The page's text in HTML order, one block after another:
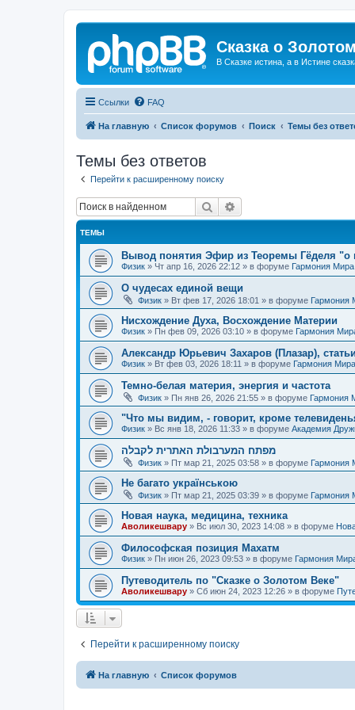
Сказка о
В Сказке истина, а в Истине
Ссылки FAQ
На главную Список форумов Поиск Темы без
Темы без ответов
Перейти к расширенному поиску
Поиск
ТЕМЫ
Вывод понятия Эфир из Теоремы Гёделя "о
Физик » Чт апр 16, 2026 22:12 » в форуме Гармония Мира
О чудесах единой вещи
Физик » Вт фев 17, 2026 18:01 » в форуме Гармония
Нисхождение Духа, Восхождение Материи
Физик » Пн фев 09, 2026 03:10 » в форуме Гармония
Александр Юрьевич Захаров (Плазар), статьи
Физик » Вт фев 03, 2026 18:11 » в форуме Гармония Мира
Темно-белая материя, энергия и частота
Физик » Пн янв 26, 2026 21:55 » в форуме Гармония
"Что мы видим, - говорит, кроме
Физик » Вс янв 18, 2026 11:33 » в форуме Академия
מפתח המערבולת האתרית לקבלה
Физик » Пт мар 21, 2025 03:58 » в форуме Гармония
Не багато українською
Физик » Пт мар 21, 2025 03:39 » в форуме Гармония
Новая наука, медицина, техника
Аволикешвару » Вс июл 30, 2023 14:08 » в форуме
Философская позиция Махатм
Физик » Пн июн 26, 2023 09:53 » в форуме Гармония
Путеводитель по "Сказке о Золотом Веке"
Аволикешвару » Сб июн 24, 2023 12:26 » в форуме
Перейти к расширенному поиску
На главную Список форумов